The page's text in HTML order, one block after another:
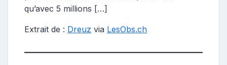
qu’avec 5 millions […]
Extrait de : Dreuz via LesObs.ch